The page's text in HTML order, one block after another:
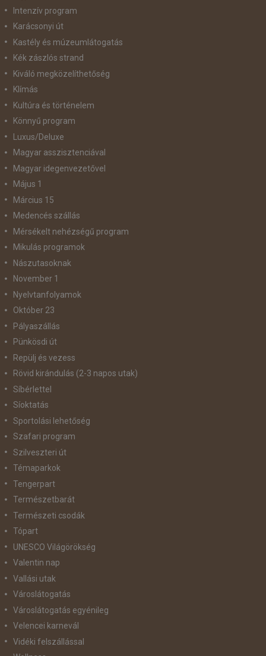
Intenzív program
Karácsonyi út
Kastély és múzeumlátogatás
Kék zászlós strand
Kiváló megközelíthetőség
Klímás
Kultúra és történelem
Könnyű program
Luxus/Deluxe
Magyar asszisztenciával
Magyar idegenvezetővel
Május 1
Március 15
Medencés szállás
Mérsékelt nehézségű program
Mikulás programok
Nászutasoknak
November 1
Nyelvtanfolyamok
Október 23
Pályaszállás
Pünkösdi út
Repülj és vezess
Rövid kirándulás (2-3 napos utak)
Síbérlettel
Síoktatás
Sportolási lehetőség
Szafari program
Szilveszteri út
Témaparkok
Tengerpart
Természetbarát
Természeti csodák
Tópart
UNESCO Világörökség
Valentin nap
Vallási utak
Városlátogatás
Városlátogatás egyénileg
Velencei karnevál
Vidéki felszállással